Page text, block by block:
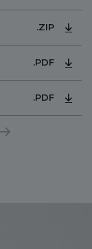
.ZIP
.PDF
.PDF